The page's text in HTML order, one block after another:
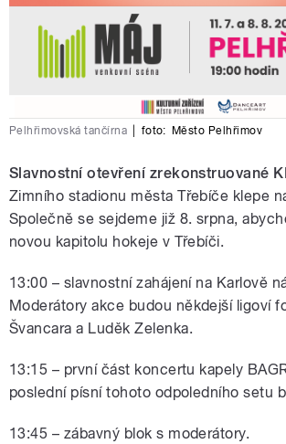
Pelhřimovská tančírna foto: Město Pelhřimov
Slavnostní otevření zrekonstruované
Zimního stadionu města Třebíče klepe
Společně se sejdeme již 8. srpna,
novou kapitolu hokeje v Třebíči.
13:00 – slavnostní zahájení na Karlově
Moderátory akce budou někdejší ligoví
Švancara a Luděk Zelenka.
13:15 – první část koncertu kapely
poslední písní tohoto odpoledního setu
13:45 – zábavný blok s moderátory.